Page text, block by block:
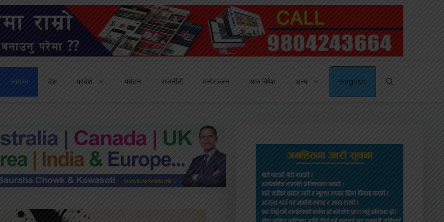
सामाज देश प्रदेश पर्यटन राजनीती मनोरञ्जन थारु विषेश अन्य English